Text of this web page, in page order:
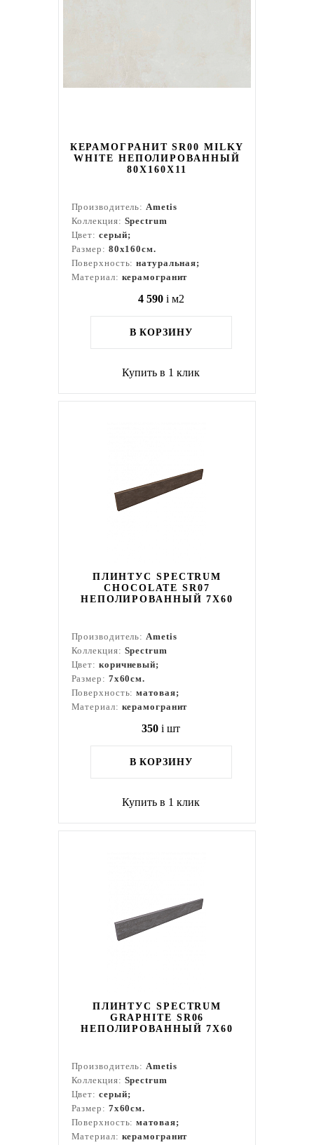
КЕРАМОГРАНИТ SR00 MILKY
WHITE НЕПОЛИРОВАННЫЙ
80X160Х11
Производитель:Ametis
Коллекция: Spectrum
Цвет: серый;
Размер: 80x160см.
Поверхность:натуральная;
Материал: керамогранит
4 590 i м2
В КОРЗИНУ
Купить в 1 клик
ПЛИНТУС SPECTRUM
CHOCOLATE SR07
НЕПОЛИРОВАННЫЙ 7X60
Производитель:Ametis
Коллекция: Spectrum
Цвет: коричневый;
Размер: 7x60см.
Поверхность:матовая;
Материал: керамогранит
350 i шт
В КОРЗИНУ
Купить в 1 клик
ПЛИНТУС SPECTRUM
GRAPHITE SR06
НЕПОЛИРОВАННЫЙ 7X60
Производитель:Ametis
Коллекция: Spectrum
Цвет: серый;
Размер: 7x60см.
Поверхность:матовая;
Материал: керамогранит